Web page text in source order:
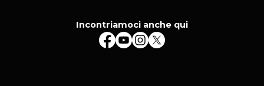
Incontriamoci anche qui